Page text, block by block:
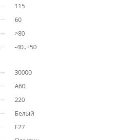
115
60
>80
-40..+50
30000
A60
220
Белый
E27